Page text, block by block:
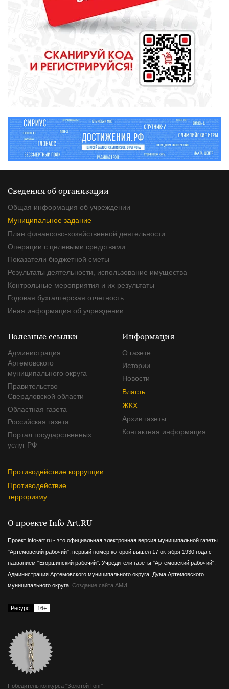
СПОРТ
полицейского
Сведения об организации
Общая информация об учреждении
Муниципальное задание
План финансово-хозяйственной деятельности
Операции с целевыми средствами
Показатели бюджетной сметы
Результаты деятельности, использование имущества
Контрольные мероприятия и их результаты
Годовая бухгалтерская отчетность
Иная информация об учреждении
Полезные ссылки
Администрация
Артемовского
муниципального округа
Правительство
Свердловской области
Областная газета
Российская газета
Портал государственных
услуг РФ
Противодействие коррупции
Противодействие
терроризму
Информация
О газете
Истории
Новости
Власть
ЖКХ
Архив газеты
Контактная информация
О проекте Info-Art.RU
Проект info-art.ru - это официальная электронная версия муниципальной газеты
"Артемовский рабочий", первый номер которой вышел 17 октября 1930 года с
названием "Егоршинский рабочий". Учредители газеты "Артемовский рабочий":
Администрация Артемовского муниципального округа, Дума Артемовского
муниципального округа. Создание сайта АМИ
Ресурс: 16+
Победитель конкурса "Золотой Гонг"